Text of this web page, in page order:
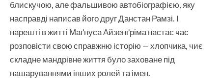
блискучою, але фальшивою автобіографією, яку
насправді написав його друг Данстан Рамзі. І
нарешті в житті Маґнуса Айзенґріма настає час
розповісти свою справжню історію — хлопчика, чиє
складне мандрівне життя було заховане під
нашаруваннями інших ролей та імен.